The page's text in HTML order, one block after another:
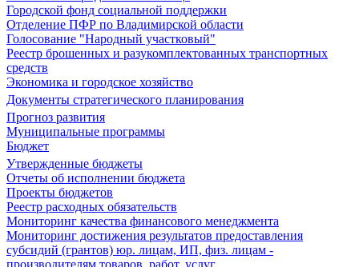
Городской фонд социальной поддержки
Отделение ПФР по Владимирской области
Голосование "Народный участковый"
Реестр брошенных и разукомплектованных транспортных
средств
Экономика и городское хозяйство
Документы стратегического планирования
Прогноз развития
Муниципальные программы
Бюджет
Утвержденные бюджеты
Отчеты об исполнении бюджета
Проекты бюджетов
Реестр расходных обязательств
Мониторинг качества финансового менеджмента
Мониторинг достижения результатов предоставления
субсидий (грантов) юр. лицам, ИП, физ. лицам -
производителям товаров, работ, услуг